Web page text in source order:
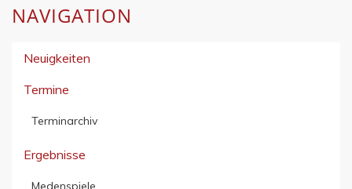
NAVIGATION
Neuigkeiten
Termine
Terminarchiv
Ergebnisse
Medenspiele